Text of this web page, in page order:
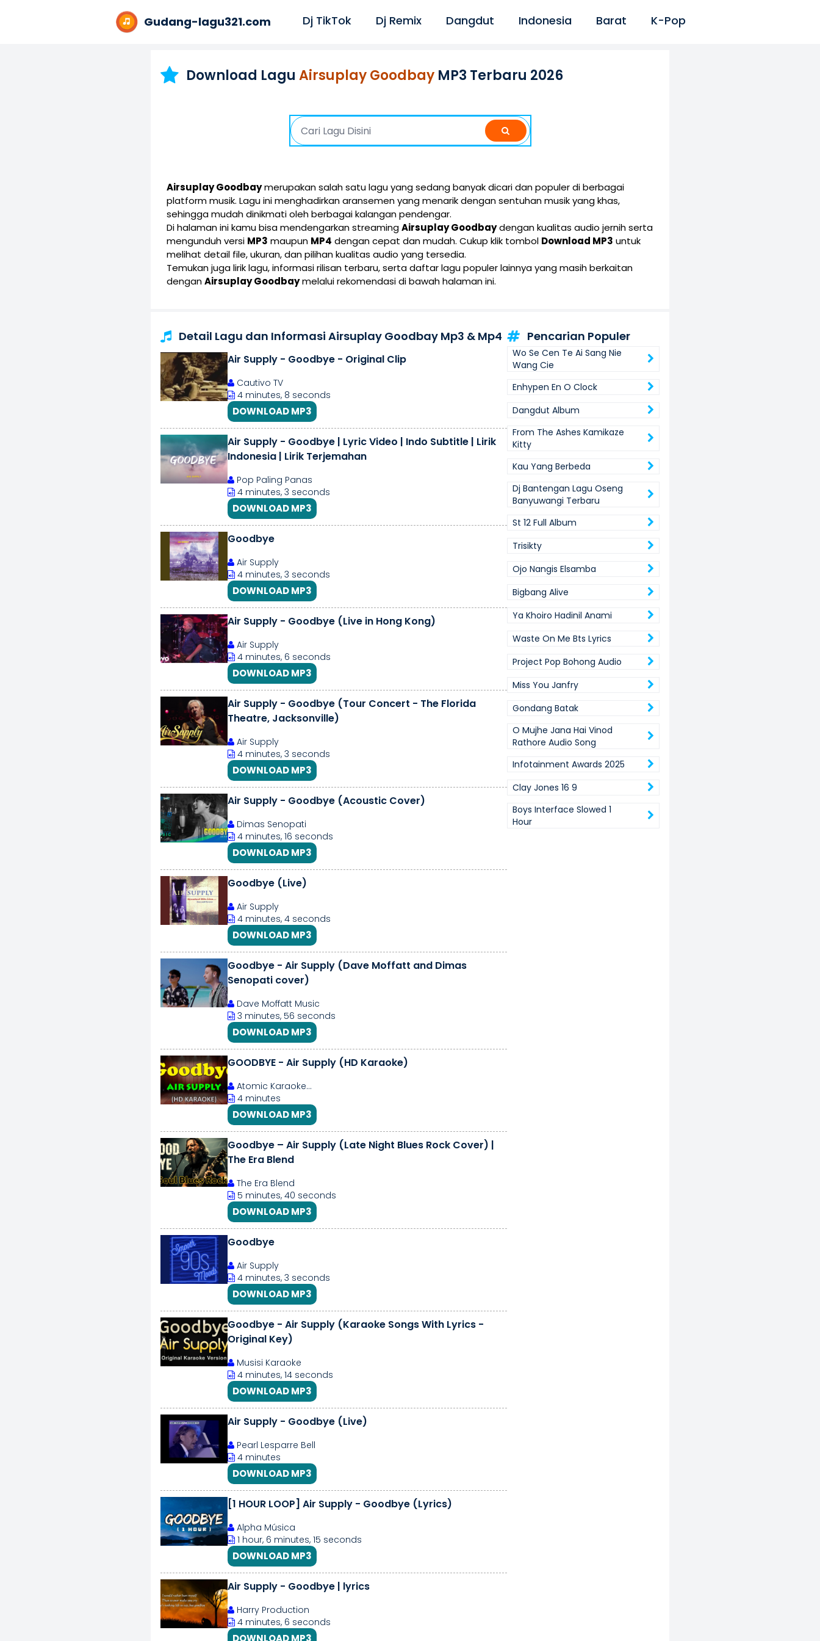
Gudang-lagu321.com Dj TikTok Dj Remix Dangdut Indonesia Barat K-Pop
Download Lagu Airsuplay Goodbay MP3 Terbaru 2026
Airsuplay Goodbaymerupakan salah satu lagu yang sedang banyak dicari dan populer di berbagai
platform musik. Lagu ini menghadirkan aransemen yang menarik dengan sentuhan musik yang khas,
sehingga mudah dinikmati oleh berbagai kalangan pendengar.
Di halaman ini kamu bisa mendengarkan streamingAirsuplay Goodbaydengan kualitas audio jernih serta
mengunduh versi MP3 maupun MP4 dengan cepat dan mudah. Cukup klik tombol Download MP3 untuk
melihat detail file, ukuran, dan pilihan kualitas audio yang tersedia.
Temukan juga lirik lagu, informasi rilisan terbaru, serta daftar lagu populer lainnya yang masih berkaitan
denganAirsuplay Goodbaymelalui rekomendasi di bawah halaman ini.
Detail Lagu dan Informasi Airsuplay Goodbay Mp3 & Mp4
Air Supply - Goodbye - Original Clip
Cautivo TV
4 minutes, 8 seconds
DOWNLOAD MP3
Air Supply - Goodbye | Lyric Video | Indo Subtitle | Lirik
Indonesia | Lirik Terjemahan
Pop Paling Panas
4 minutes, 3 seconds
DOWNLOAD MP3
Goodbye
Air Supply
4 minutes, 3 seconds
DOWNLOAD MP3
Air Supply - Goodbye (Live in Hong Kong)
Air Supply
4 minutes, 6 seconds
DOWNLOAD MP3
Air Supply - Goodbye (Tour Concert - The Florida
Theatre, Jacksonville)
Air Supply
4 minutes, 3 seconds
DOWNLOAD MP3
Air Supply - Goodbye (Acoustic Cover)
Dimas Senopati
4 minutes, 16 seconds
DOWNLOAD MP3
Goodbye (Live)
Air Supply
4 minutes, 4 seconds
DOWNLOAD MP3
Goodbye - Air Supply (Dave Moffatt and Dimas
Senopati cover)
Dave Moffatt Music
3 minutes, 56 seconds
DOWNLOAD MP3
GOODBYE - Air Supply (HD Karaoke)
Atomic Karaoke...
4 minutes
DOWNLOAD MP3
Goodbye – Air Supply (Late Night Blues Rock Cover) |
The Era Blend
The Era Blend
5 minutes, 40 seconds
DOWNLOAD MP3
Goodbye
Air Supply
4 minutes, 3 seconds
DOWNLOAD MP3
Goodbye - Air Supply (Karaoke Songs With Lyrics -
Original Key)
Musisi Karaoke
4 minutes, 14 seconds
DOWNLOAD MP3
Air Supply - Goodbye (Live)
Pearl Lesparre Bell
4 minutes
DOWNLOAD MP3
[1 HOUR LOOP] Air Supply - Goodbye (Lyrics)
Alpha Música
1 hour, 6 minutes, 15 seconds
DOWNLOAD MP3
Air Supply - Goodbye | lyrics
Harry Production
4 minutes, 6 seconds
DOWNLOAD MP3
Pencarian Populer
Wo Se Cen Te Ai Sang Nie
Wang Cie
Enhypen En O Clock
Dangdut Album
From The Ashes Kamikaze
Kitty
Kau Yang Berbeda
Dj Bantengan Lagu Oseng
Banyuwangi Terbaru
St 12 Full Album
Trisikty
Ojo Nangis Elsamba
Bigbang Alive
Ya Khoiro Hadinil Anami
Waste On Me Bts Lyrics
Project Pop Bohong Audio
Miss You Janfry
Gondang Batak
O Mujhe Jana Hai Vinod
Rathore Audio Song
Infotainment Awards 2025
Clay Jones 16 9
Boys Interface Slowed 1
Hour